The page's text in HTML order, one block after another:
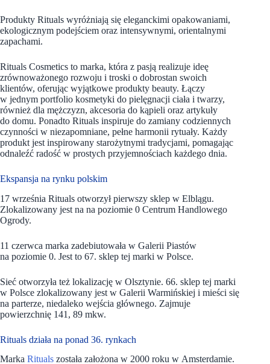
Produkty Rituals wyróżniają się eleganckimi opakowaniami,
ekologicznym podejściem oraz intensywnymi, orientalnymi
zapachami.
Rituals Cosmetics to marka, która z pasją realizuje ideę
zrównoważonego rozwoju i troski o dobrostan swoich
klientów, oferując wyjątkowe produkty beauty. Łączy
w jednym portfolio kosmetyki do pielęgnacji ciała i twarzy,
również dla mężczyzn, akcesoria do kąpieli oraz artykuły
do domu. Ponadto Rituals inspiruje do zamiany codziennych
czynności w niezapomniane, pełne harmonii rytuały. Każdy
produkt jest inspirowany starożytnymi tradycjami, pomagając
odnaleźć radość w prostych przyjemnościach każdego dnia.
Ekspansja na rynku polskim
17 września Rituals otworzył pierwszy sklep w Elblągu.
Zlokalizowany jest na na poziomie 0 Centrum Handlowego
Ogrody.
11 czerwca marka zadebiutowała w Galerii Piastów
na poziomie 0. Jest to 67. sklep tej marki w Polsce.
Sieć otworzyła też lokalizację w Olsztynie. 66. sklep tej marki
w Polsce zlokalizowany jest w Galerii Warmińskiej i mieści się
na parterze, niedaleko wejścia głównego. Zajmuje
powierzchnię 141, 89 mkw.
Rituals działa na ponad 36. rynkach
Marka Rituals została założona w 2000 roku w Amsterdamie.